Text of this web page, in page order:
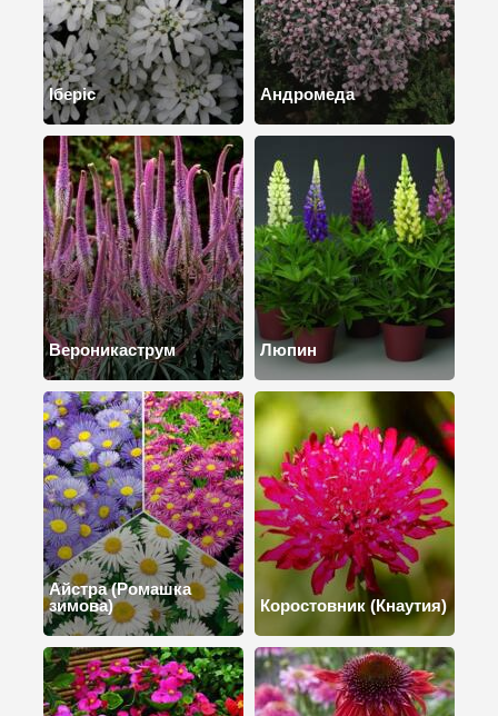
Іберіс Андромеда
Вероникаструм Люпин
Айстра (Ромашка
зимова)
Коростовник (Кнаутия)